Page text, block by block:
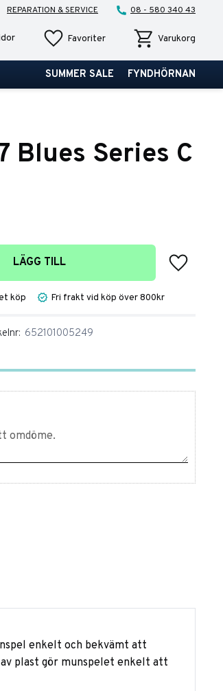
REPARATION & SERVICE 08 - 580 340 43
FavoriterFavoriter KundvagnVarukorg
SUMMER SALE FYNDHÖRNAN
Blues Series C
LÄGG TILL
Lägg till
köp Fri frakt vid köp över 800kr
652101005249
enkelt och bekvämt att
plast gör munspelet enkelt att